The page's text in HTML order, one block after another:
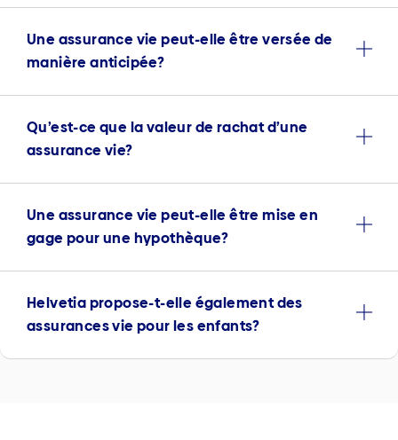
Une assurance vie peut-elle être versée de
manière anticipée?
Qu’est-ce que la valeur de rachat d’une
assurance vie?
Une assurance vie peut-elle être mise en
gage pour une hypothèque?
Helvetia propose-t-elle également des
assurances vie pour les enfants?